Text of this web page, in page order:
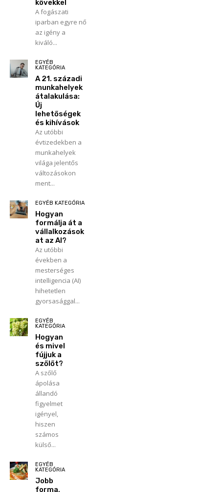
kövekkel
A fogászati
iparban egyre nő
az igény a
kiváló...
EGYÉB
KATEGÓRIA
A 21. századi
munkahelyek
átalakulása:
Új
lehetőségek
és kihívások
Az utóbbi
évtizedekben a
munkahelyek
világa jelentős
változásokon
ment...
EGYÉB KATEGÓRIA
Hogyan
formálja át a
vállalkozások
at az AI?
Az utóbbi
években a
mesterséges
intelligencia (AI)
hihetetlen
gyorsasággal...
EGYÉB
KATEGÓRIA
Hogyan
és mivel
fújjuk a
szőlőt?
A szőlő
ápolása
állandó
figyelmet
igényel,
hiszen
számos
külső...
EGYÉB
KATEGÓRIA
Jobb
forma,